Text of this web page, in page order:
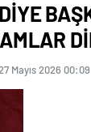
Mayıs 2026 00:09